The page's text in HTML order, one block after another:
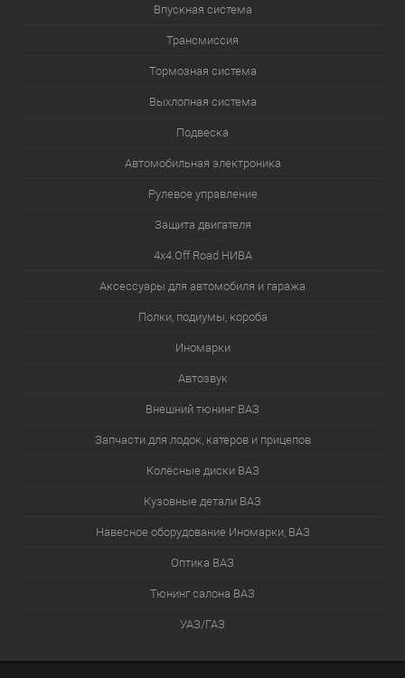
Впускная система
Трансмиссия
Тормозная система
Выхлопная система
Подвеска
Автомобильная электроника
Рулевое управление
Защита двигателя
4х4.Off Road НИВА
Аксессуары для автомобиля и гаража
Полки, подиумы, короба
Иномарки
Автозвук
Внешний тюнинг ВАЗ
Запчасти для лодок, катеров и прицепов
Колёсные диски ВАЗ
Кузовные детали ВАЗ
Навесное оборудование Иномарки, ВАЗ
Оптика ВАЗ
Тюнинг салона ВАЗ
УАЗ/ГАЗ